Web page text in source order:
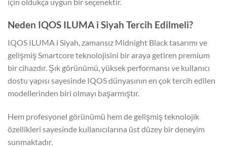
için oldukça uygun bir seçenektir.
Neden IQOS ILUMA i Siyah Tercih Edilmeli?
IQOS ILUMA i Siyah, zamansız Midnight Black tasarımı ve
gelişmiş Smartcore teknolojisini bir araya getiren premium
bir cihazdır. Şık görünümü, yüksek performansı ve kullanıcı
dostu yapısı sayesinde IQOS dünyasının en çok tercih edilen
modellerinden biri olmayı başarmıştır.
Hem profesyonel görünümü hem de gelişmiş teknolojik
özellikleri sayesinde kullanıcılarına üst düzey bir deneyim
sunmaktadır.